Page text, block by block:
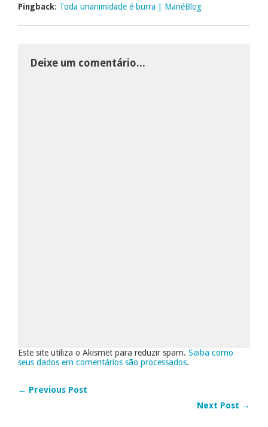
Pingback: Toda unanimidade é burra | ManéBlog
Deixe um comentário...
Este site utiliza o Akismet para reduzir spam. Saiba como
seus dados em comentários são processados.
← Previous Post
Next Post →